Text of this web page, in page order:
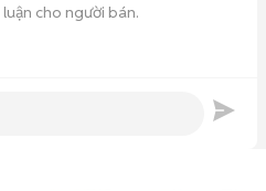
cho người bán.